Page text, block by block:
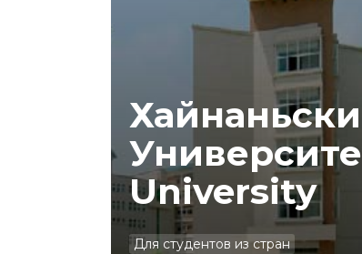
University
Для студентов из стран